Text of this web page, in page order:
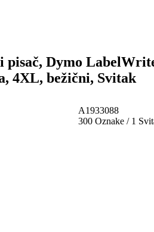
Dymo
4XL, bežični, Svitak
A1933088
300 Oznake / 1